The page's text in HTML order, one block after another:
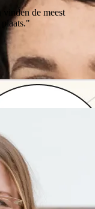
de meest